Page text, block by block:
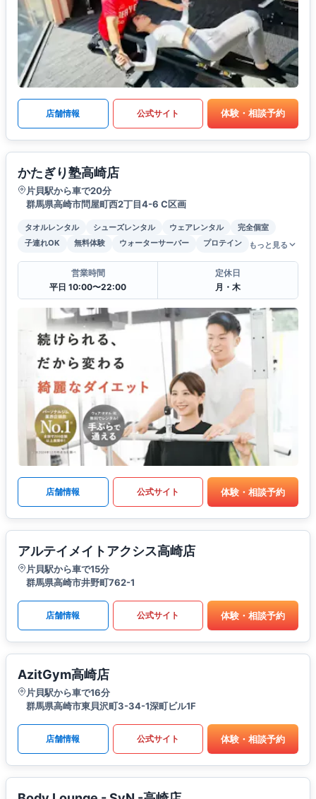
店舗情報 公式サイト 体験・相談予約
かたぎり塾高崎店
片貝駅から車で20分
群馬県高崎市問屋町⻄2丁目4-6 C区画
タオルレンタル シューズレンタル ウェアレンタル
完全個室
子連れOK
無料体験 ウォーターサーバー プロテイン もっと見る
営業時間
平日 10:00〜22:00
定休日
月・木
店舗情報 公式サイト 体験・相談予約
アルテイメイトアクシス高崎店
片貝駅から車で15分
群馬県高崎市井野町762-1
店舗情報 公式サイト 体験・相談予約
AzitGym高崎店
片貝駅から車で16分
群馬県高崎市東貝沢町3-34-1深町ビル1F
店舗情報 公式サイト 体験・相談予約